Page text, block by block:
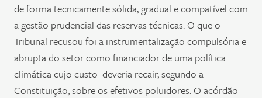
de forma tecnicamente sólida, gradual e compatível com
a gestão prudencial das reservas técnicas. O que o
Tribunal recusou foi a instrumentalização compulsória e
abrupta do setor como financiador de uma política
climática cujo custo deveria recair, segundo a
Constituição, sobre os efetivos poluidores. O acórdão